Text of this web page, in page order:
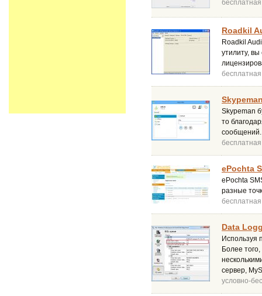
бесплатная
Roadkil
Roadkil
утилиту,
бесплатная
Skypeman
то
сообщений.
бесплатная
ePochta
ePochta
разные
бесплатная
Data
Используя
Более
сервер,
условно-